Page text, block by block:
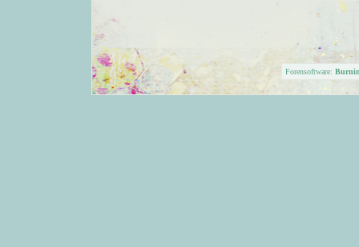
Forensoftware: